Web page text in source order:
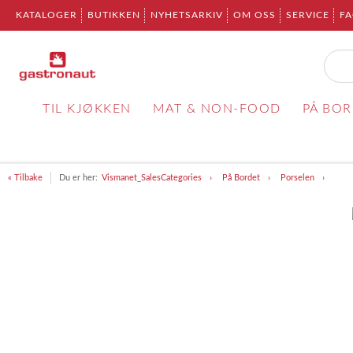
KATALOGER BUTIKKEN NYHETSARKIV OM OSS SERVICE
TIL KJØKKEN MAT & NON-FOOD PÅ
« Tilbake Du er her: Vismanet_SalesCategories På Bordet Porselen